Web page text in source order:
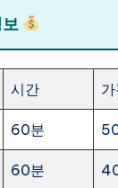
시간 가
60분
60분